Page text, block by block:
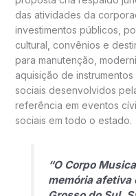
das atividades da
investimentos públicos,
cultural, convênios e
para manutenção,
aquisição de
sociais desenvolvidos
referência em eventos
sociais em todo o estado.
“O Corpo
memória afetiva